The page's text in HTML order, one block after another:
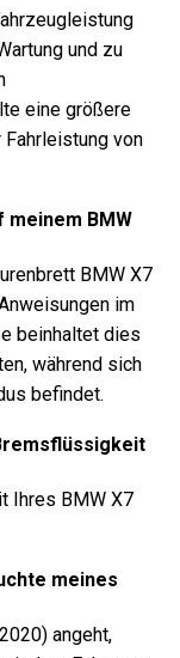
und zu
eine größere
von
BMW
BMW X7
im
beinhaltet dies
während sich
befindet.
Ihres BMW X7
meines
angeht,